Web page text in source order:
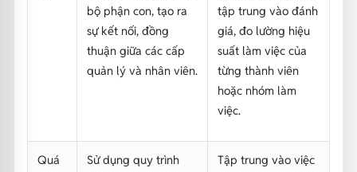
bộ phận con, tạo ra
sự kết nối, đồng
thuận giữa các cấp
quản lý và nhân viên.
tập trung vào đánh
giá, đo lường hiệu
suất làm việc của
từng thành viên
hoặc nhóm làm
việc.
Quá
Sử dụng quy trình
Tập trung vào việc